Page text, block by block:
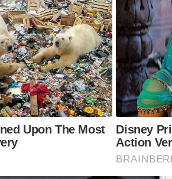
Upon The Most
Disney
Action